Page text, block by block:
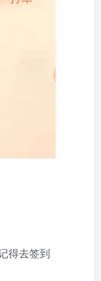
得去签到